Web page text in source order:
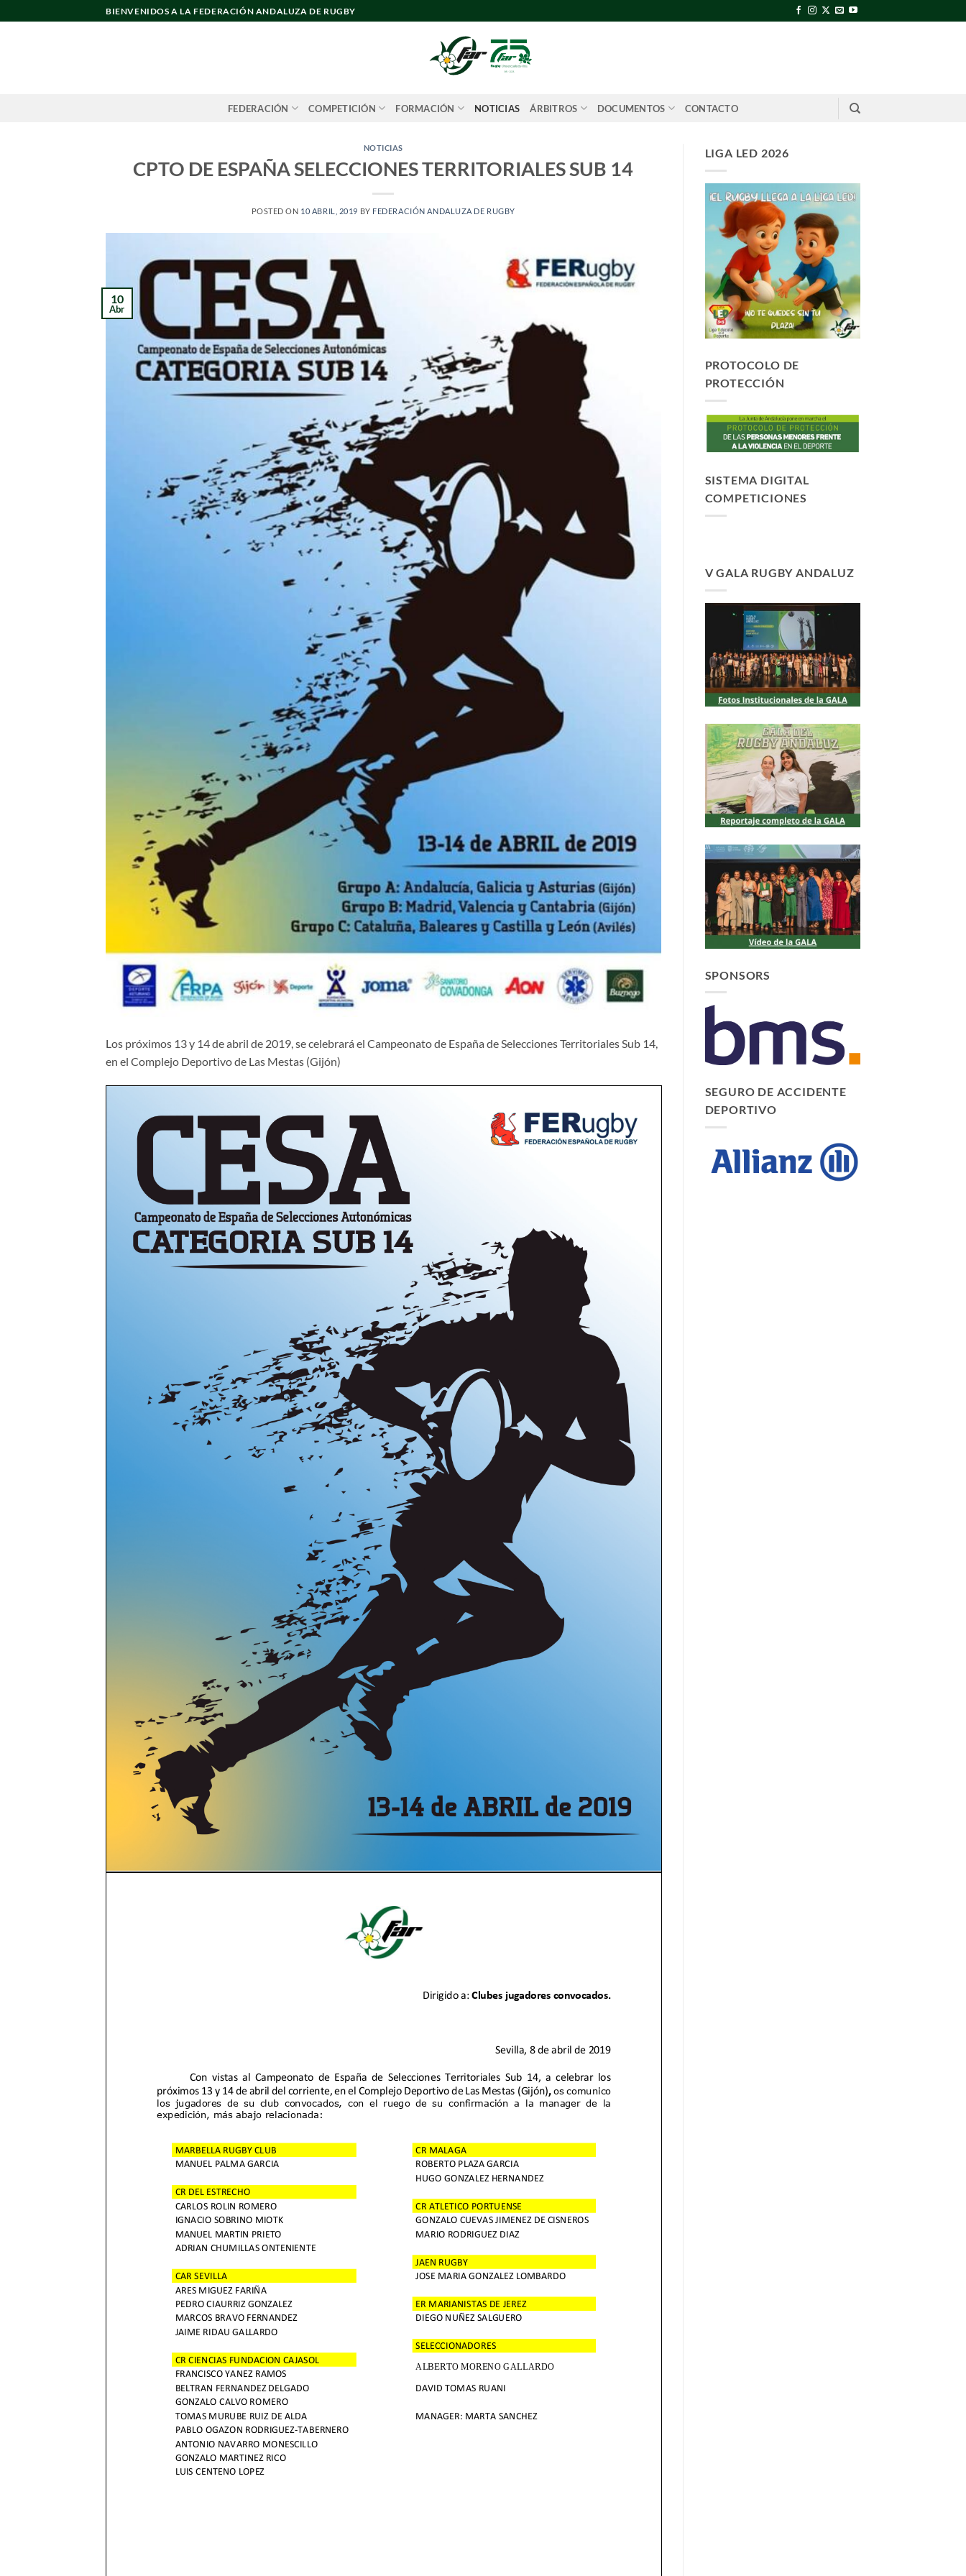
al
BIENVENIDOS A LA FEDERACIÓN ANDALUZA DE RUGBY
FEDERACIÓN COMPETICIÓN FORMACIÓN NOTICIAS ÁRBITROS DOCUMENTOS CONTACTO
NOTICIAS
CPTO DE ESPAÑA SELECCIONES TERRITORIALES SUB 14
POSTED ON 10 ABRIL, 2019 BY FEDERACIÓN ANDALUZA DE RUGBY
10
Abr
Los próximos 13 y 14 de abril de 2019, se celebrará el Campeonato de España de Selecciones Territoriales Sub 14,
en el Complejo Deportivo de Las Mestas (Gijón)
LIGA LED 2026
PROTOCOLO DE
PROTECCIÓN
SISTEMA DIGITAL
COMPETICIONES
V GALA RUGBY ANDALUZ
SPONSORS
SEGURO DE ACCIDENTE
DEPORTIVO